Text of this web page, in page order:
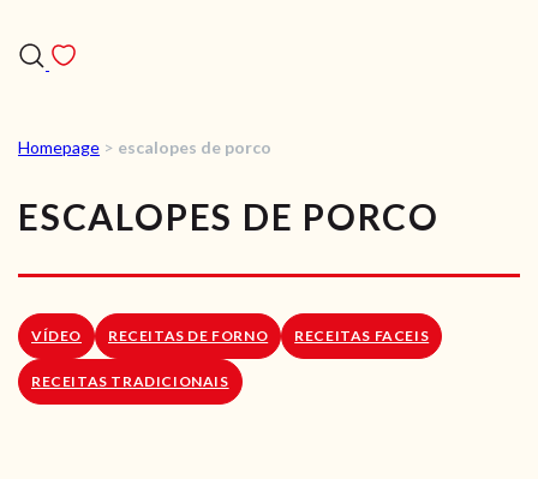
RECEITAS
VÍDEOS
RECEITAS VEGGIE
SOBRE NÓS
LOJA ONLINE
Homepage > escalopes de porco
ESCALOPES DE PORCO
VÍDEO RECEITAS DE FORNO RECEITAS FACEIS
RECEITAS TRADICIONAIS